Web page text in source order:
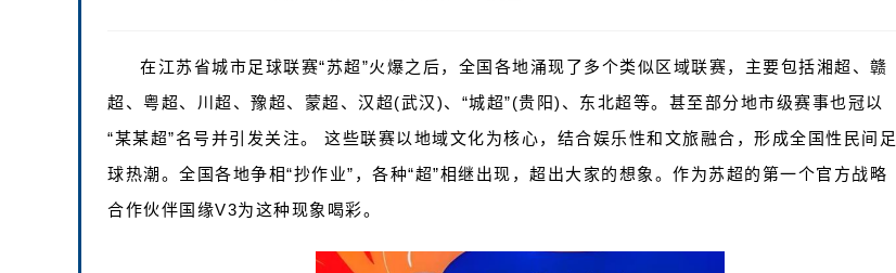
在江苏省城市足球联赛“苏超”火爆之后，全国各地涌现了多个类似区域联赛，主要包括‌湘超、赣
超、粤超、川超、豫超、蒙超、汉超(武汉)、“城超”(贵阳)、东北超‌等。甚至部分地市级赛事也冠以
“某某超”名号并引发关注。 这些联赛以地域文化为核心，结合娱乐性和文旅融合，形成全国性民间足
球热潮。全国各地争相“抄作业”，各种“超”相继出现，超出大家的想象。作为苏超的第一个官方战略
合作伙伴国缘V3为这种现象喝彩。‌‌‌‌